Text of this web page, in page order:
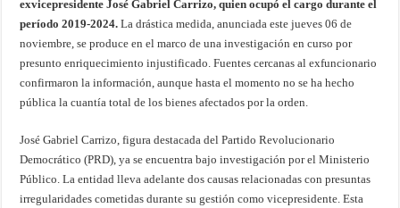
exvicepresidente José Gabriel Carrizo, quien ocupó el cargo durante el
período 2019-2024. La drástica medida, anunciada este jueves 06 de
noviembre, se produce en el marco de una investigación en curso por
presunto enriquecimiento injustificado. Fuentes cercanas al exfuncionario
confirmaron la información, aunque hasta el momento no se ha hecho
pública la cuantía total de los bienes afectados por la orden.
José Gabriel Carrizo, figura destacada del Partido Revolucionario
Democrático (PRD), ya se encuentra bajo investigación por el Ministerio
Público. La entidad lleva adelante dos causas relacionadas con presuntas
irregularidades cometidas durante su gestión como vicepresidente. Esta